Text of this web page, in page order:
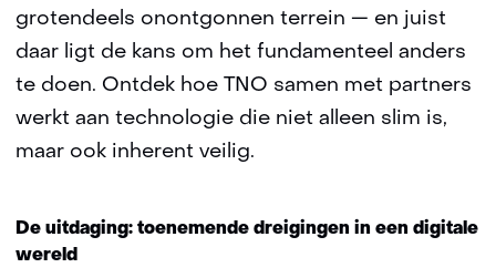
grotendeels onontgonnen terrein — en juist
daar ligt de kans om het fundamenteel anders
te doen. Ontdek hoe TNO samen met partners
werkt aan technologie die niet alleen slim is,
maar ook inherent veilig.
De uitdaging: toenemende dreigingen in een digitale
wereld